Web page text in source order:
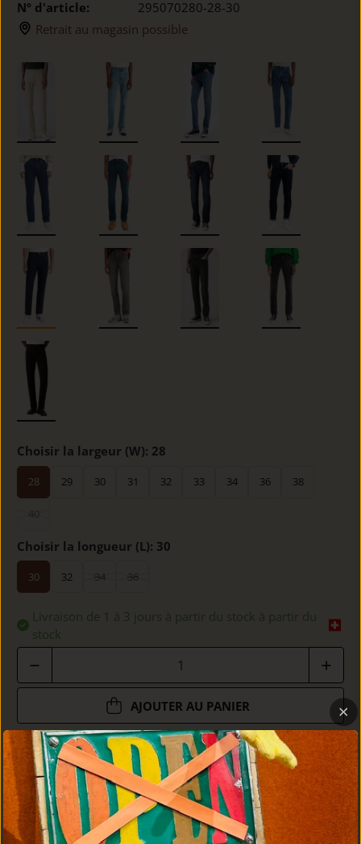
Nº d'article:
295070280-28-30
Retrait au magasin possible
Choisir la largeur (W): 28
28 29 30 31 32 33 34 36 38
Choisir la longueur (L): 30
30 32 34 36
Livraison de 1 à 3 jours à partir du stock à partir du
stock
AJOUTER AU PANIER
DÉTAILS